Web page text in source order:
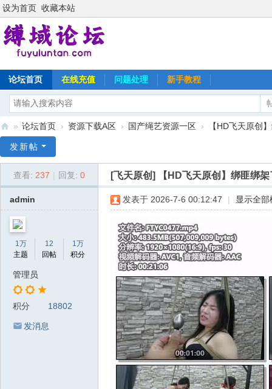
设为首页 收藏本站
论坛首页 在线充值 问题处理 新手教程
域
» 论坛首页 › 资源下载A区 › 国产绳艺资源一区 › 【HD飞天原创
发新帖
查看: 237 回复: 0 [飞天原创] 【HD飞天原创】绑匪绑
admin
1万
主题
12
回帖
1万
积分
管理员
积分 18802
发消息
发表于 2026-7-6 00:12:47 显示全部